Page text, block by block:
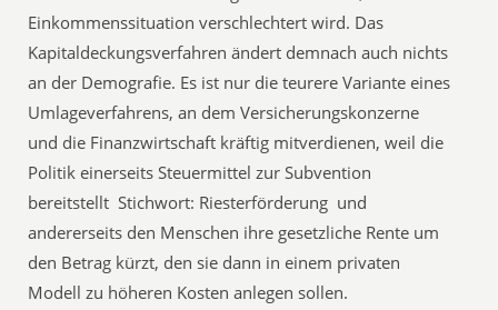
Einkommenssituation verschlechtert wird. Das
Kapitaldeckungsverfahren ändert demnach auch nichts
an der Demografie. Es ist nur die teurere Variante eines
Umlageverfahrens, an dem Versicherungskonzerne
und die Finanzwirtschaft kräftig mitverdienen, weil die
Politik einerseits Steuermittel zur Subvention
bereitstellt  Stichwort: Riesterförderung  und
andererseits den Menschen ihre gesetzliche Rente um
den Betrag kürzt, den sie dann in einem privaten
Modell zu höheren Kosten anlegen sollen.